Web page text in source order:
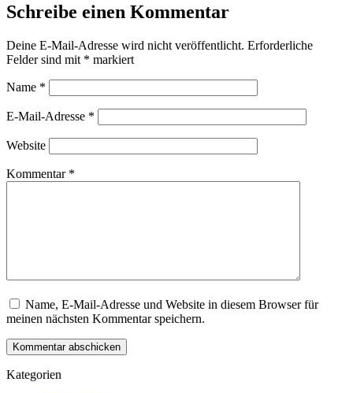
Schreibe einen Kommentar
Deine E-Mail-Adresse wird nicht veröffentlicht. Erforderliche
Felder sind mit * markiert
Name *
E-Mail-Adresse *
Website
Kommentar *
Name, E-Mail-Adresse und Website in diesem Browser für
meinen nächsten Kommentar speichern.
Kategorien